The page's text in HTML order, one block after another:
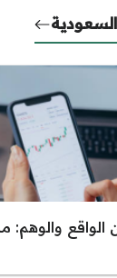
والوهم: